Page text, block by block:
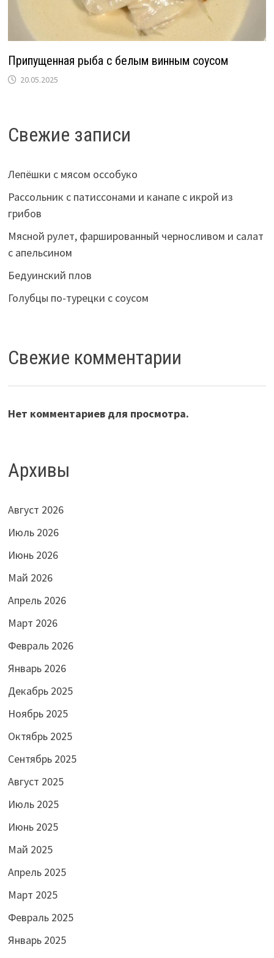
Припущенная рыба с белым винным соусом
20.05.2025
Свежие записи
Лепёшки с мясом оссобуко
Рассольник с патиссонами и канапе с икрой из
грибов
Мясной рулет, фаршированный черносливом и салат
с апельсином
Бедуинский плов
Голубцы по-турецки с соусом
Свежие комментарии
Нет комментариев для просмотра.
Архивы
Август 2026
Июль 2026
Июнь 2026
Май 2026
Апрель 2026
Март 2026
Февраль 2026
Январь 2026
Декабрь 2025
Ноябрь 2025
Октябрь 2025
Сентябрь 2025
Август 2025
Июль 2025
Июнь 2025
Май 2025
Апрель 2025
Март 2025
Февраль 2025
Январь 2025